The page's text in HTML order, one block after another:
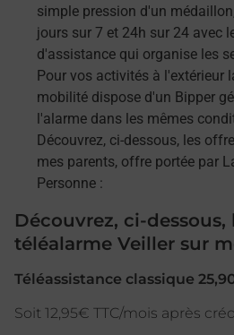
simple pression d'un
jours sur 7 et 24h sur 24 avec
d'assistance qui organise les
Pour vos activités à l'extérieur
mobilité dispose d'un Bipper
l'alarme dans les mêmes
Découvrez, ci-dessous, les
mes parents, offre portée par
Personne :
Découvrez, ci-dessous,
téléalarme Veiller sur
Téléassistance classique
Soit 12,95€ TTC/mois après